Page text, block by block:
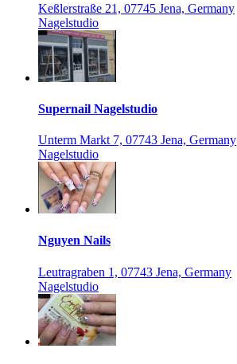
Keßlerstraße 21, 07745 Jena, Germany
Nagelstudio
Supernail Nagelstudio
Unterm Markt 7, 07743 Jena, Germany
Nagelstudio
Nguyen Nails
Leutragraben 1, 07743 Jena, Germany
Nagelstudio